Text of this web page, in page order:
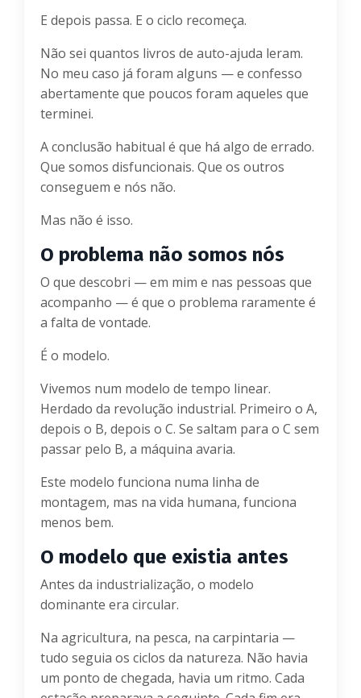
E depois passa. E o ciclo recomeça.
Não sei quantos livros de auto-ajuda leram.
No meu caso já foram alguns — e confesso
abertamente que poucos foram aqueles que
terminei.
A conclusão habitual é que há algo de errado.
Que somos disfuncionais. Que os outros
conseguem e nós não.
Mas não é isso.
O problema não somos nós
O que descobri — em mim e nas pessoas que
acompanho — é que o problema raramente é
a falta de vontade.
É o modelo.
Vivemos num modelo de tempo linear.
Herdado da revolução industrial. Primeiro o A,
depois o B, depois o C. Se saltam para o C sem
passar pelo B, a máquina avaria.
Este modelo funciona numa linha de
montagem, mas na vida humana, funciona
menos bem.
O modelo que existia antes
Antes da industrialização, o modelo
dominante era circular.
Na agricultura, na pesca, na carpintaria —
tudo seguia os ciclos da natureza. Não havia
um ponto de chegada, havia um ritmo. Cada